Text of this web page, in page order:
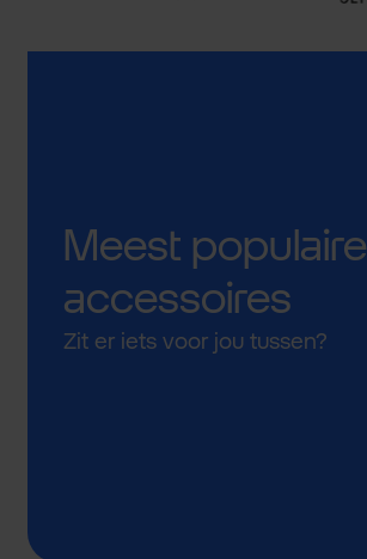
Meest populaire
accessoires
Zit er iets voor jou tussen?